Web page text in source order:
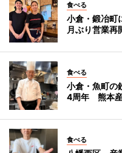
食べる
小倉・鍛冶
月ぶり営業再
食べる
小倉・魚町の
4周年 熊本産
食べる